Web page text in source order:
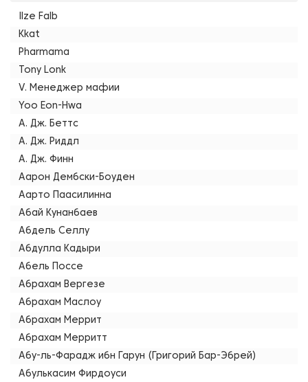
Ilze Falb
Kkat
Pharmama
Tony Lonk
V. Менеджер мафии
Yoo Eon-Hwa
А. Дж. Беттс
А. Дж. Риддл
А. Дж. Финн
Аарон Дембски-Боуден
Аарто Паасилинна
Абай Кунанбаев
Абдель Селлу
Абдулла Кадыри
Абель Поссе
Абрахам Вергезе
Абрахам Маслоу
Абрахам Меррит
Абрахам Мерритт
Абу-ль-Фарадж ибн Гарун (Григорий Бар-Эбрей)
Абулькасим Фирдоуси